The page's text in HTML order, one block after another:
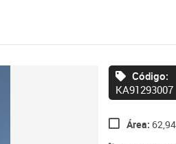
Código:
KA91293007
Área: